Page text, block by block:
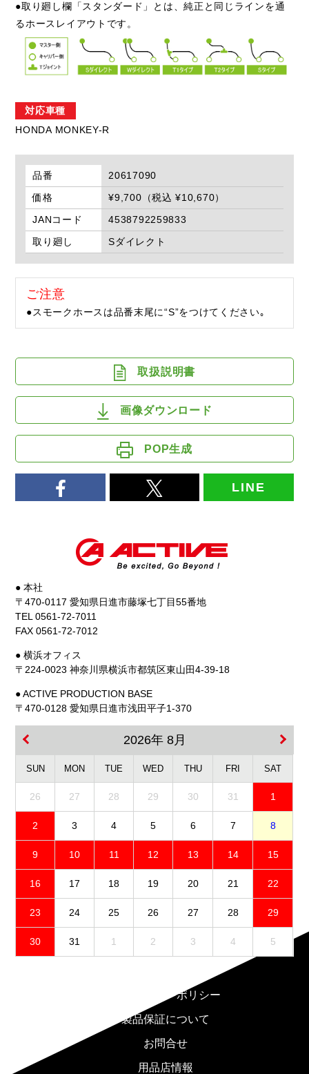
●取り廻し欄「スタンダード」とは、純正と同じラインを通
るホースレイアウトです。
対応車種
HONDA MONKEY-R
品番
20617090
価格
¥9,700（税込 ¥10,670）
JANコード
4538792259833
取り廻し
Sダイレクト
ご注意
●スモークホースは品番末尾に“S”をつけてください｡
取扱説明書
画像ダウンロード
POP生成
LINE
● 本社
〒470-0117 愛知県日進市藤塚七丁目55番地
TEL 0561-72-7011
FAX 0561-72-7012
● 横浜オフィス
〒224-0023 神奈川県横浜市都筑区東山田4-39-18
● ACTIVE PRODUCTION BASE
〒470-0128 愛知県日進市浅田平子1-370
2026年 8月
SUN MON TUE WED THU FRI SAT
26 27 28 29 30 31 1
2 3 4 5 6 7 8
9 10 11 12 13 14 15
16 17 18 19 20 21 22
23 24 25 26 27 28 29
30 31 1 2 3 4 5
プライバシーポリシー
製品保証について
お問合せ
用品店情報